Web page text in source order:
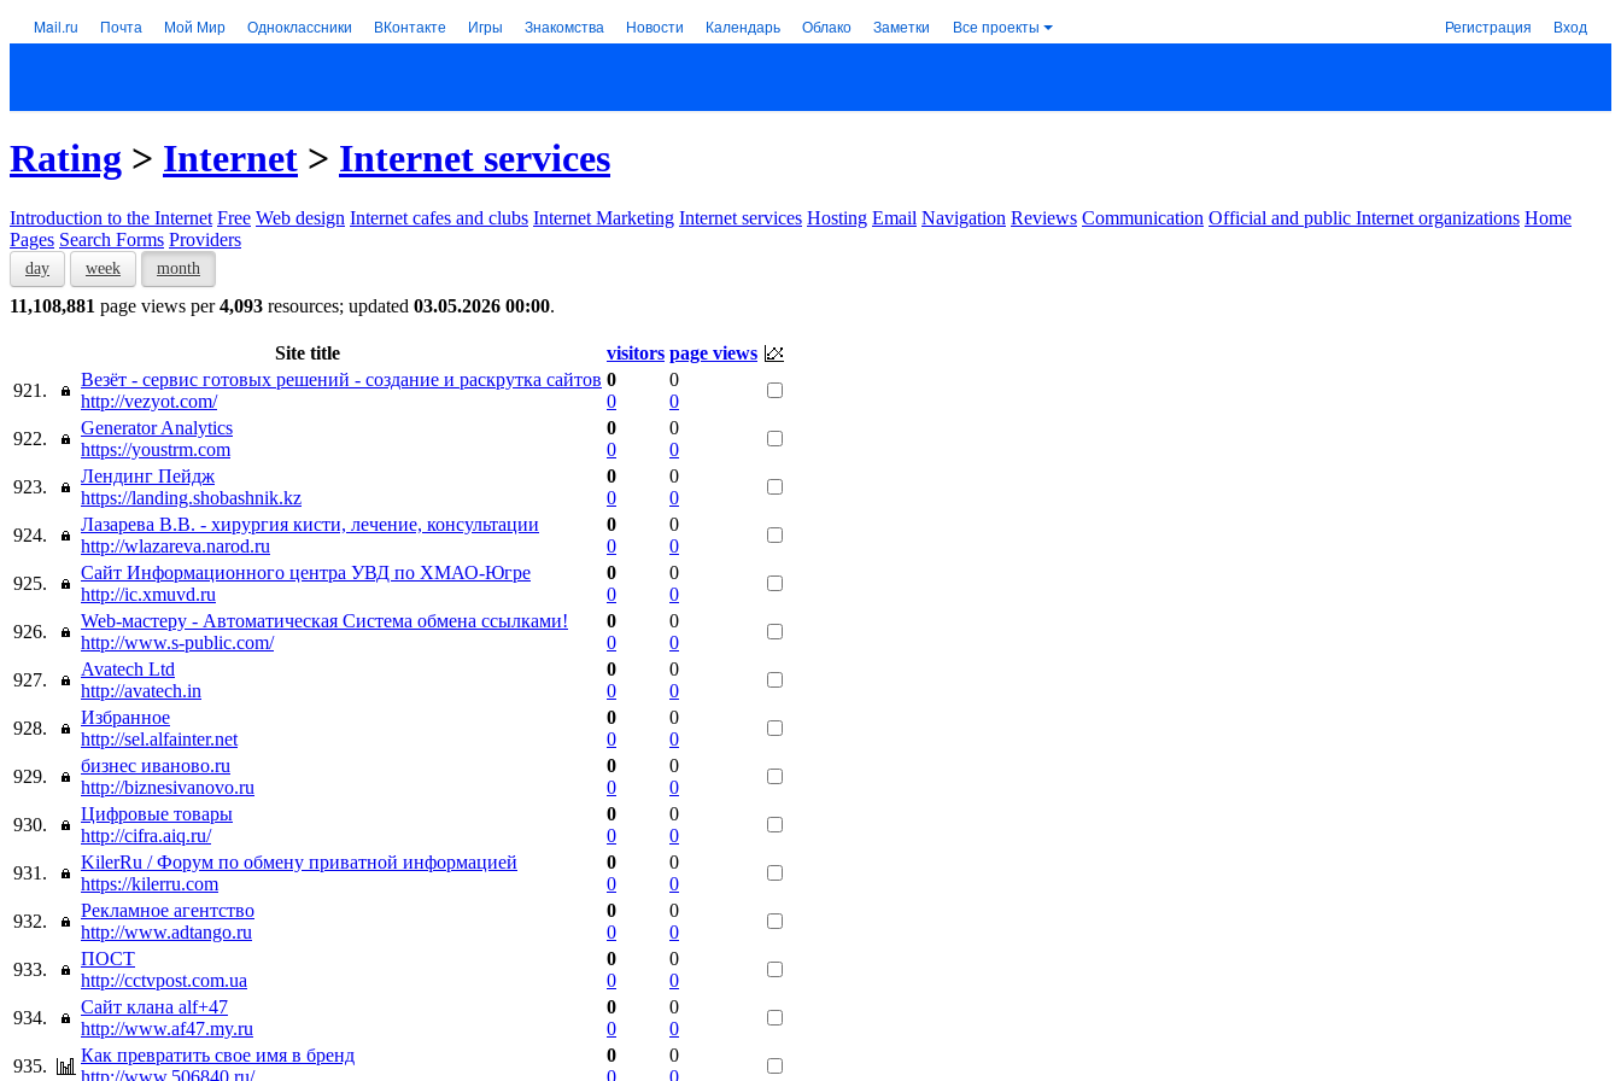
Mail.ru Почта Мой Мир Одноклассники ВКонтакте Игры Знакомства Новости Календарь Облако Заметки Все проекты Регистрация Вход
Rating > Internet > Internet services
Introduction to the Internet Free Web design Internet cafes and clubs Internet Marketing Internet services Hosting Email Navigation Reviews Communication Official and public Internet organizations Home
Pages Search Forms Providers
day week month
11,108,881 page views per4,093 resources; updated 03.05.2026 00:00.
Site title visitors page views
921.
Везёт - сервис готовых решений - создание и раскрутка сайтов
http://vezyot.com/
0
0
0
0
922.
Generator Analytics
https://youstrm.com
0
0
0
0
923.
Лендинг Пейдж
https://landing.shobashnik.kz
0
0
0
0
924.
Лазарева В.В. - хирургия кисти, лечение, консультации
http://wlazareva.narod.ru
0
0
0
0
925.
Сайт Информационного центра УВД по ХМАО-Югре
http://ic.xmuvd.ru
0
0
0
0
926.
Web-мастеру - Автоматическая Система обмена ссылками!
http://www.s-public.com/
0
0
0
0
927.
Avatech Ltd
http://avatech.in
0
0
0
0
928.
Избранное
http://sel.alfainter.net
0
0
0
0
929.
бизнес иваново.ru
http://biznesivanovo.ru
0
0
0
0
930.
Цифровые товары
http://cifra.aiq.ru/
0
0
0
0
931.
KilerRu / Форум по обмену приватной информацией
https://kilerru.com
0
0
0
0
932.
Рекламное агентство
http://www.adtango.ru
0
0
0
0
933.
ПОСТ
http://cctvpost.com.ua
0
0
0
0
934.
Сайт клана alf+47
http://www.af47.my.ru
0
0
0
0
935.
Как превратить свое имя в бренд
http://www.506840.ru/
0
0
0
0